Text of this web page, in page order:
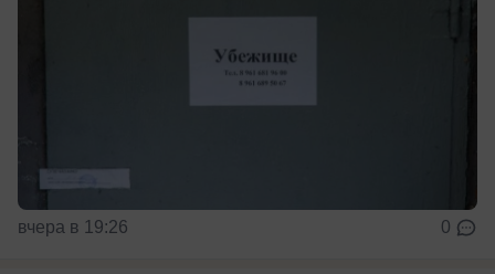
вчера в 19:26 0